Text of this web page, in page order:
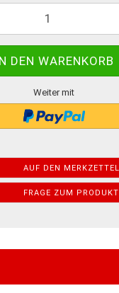
Weiter mit
AUF DEN MERKZETTEL
FRAGE ZUM PRODUKT